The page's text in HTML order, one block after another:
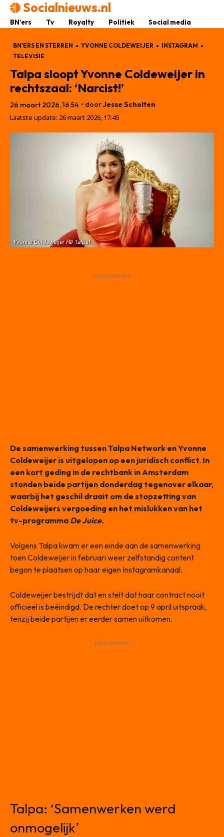
Socialnieuws.nl
BN’ers Tv Royalty Politiek Social media
BN'ERS EN STERREN YVONNE COLDEWEIJER
INSTAGRAM
TELEVISIE
Talpa sloopt Yvonne Coldeweijer in
rechtszaal: ‘Narcist!’
26 maart 2026, 16:54 • doorJesse Scholten
Laatste update: 26 maart 2026, 17:45
Yvonne Coldeweijer (© Talpa)
- Advertisement -
De samenwerking tussen Talpa Network en Yvonne
Coldeweijer is uitgelopen op een juridisch conflict. In
een kort geding in de rechtbank in Amsterdam
stonden beide partijen donderdag tegenover elkaar,
waarbij het geschil draait om de stopzetting van
Coldeweijers vergoeding en het mislukken van het
tv-programma De Juice.
Volgens Talpa kwam er een einde aan de samenwerking
toen Coldeweijer in februari weer zelfstandig content
begon te plaatsen op haar eigen Instagramkanaal.
Coldeweijer bestrijdt dat en stelt dat haar contract nooit
officieel is beëindigd. De rechter doet op 9 april uitspraak,
tenzij beide partijen er eerder samen uitkomen.
- Advertisement -
Talpa: ‘Samenwerken werd
onmogelijk’